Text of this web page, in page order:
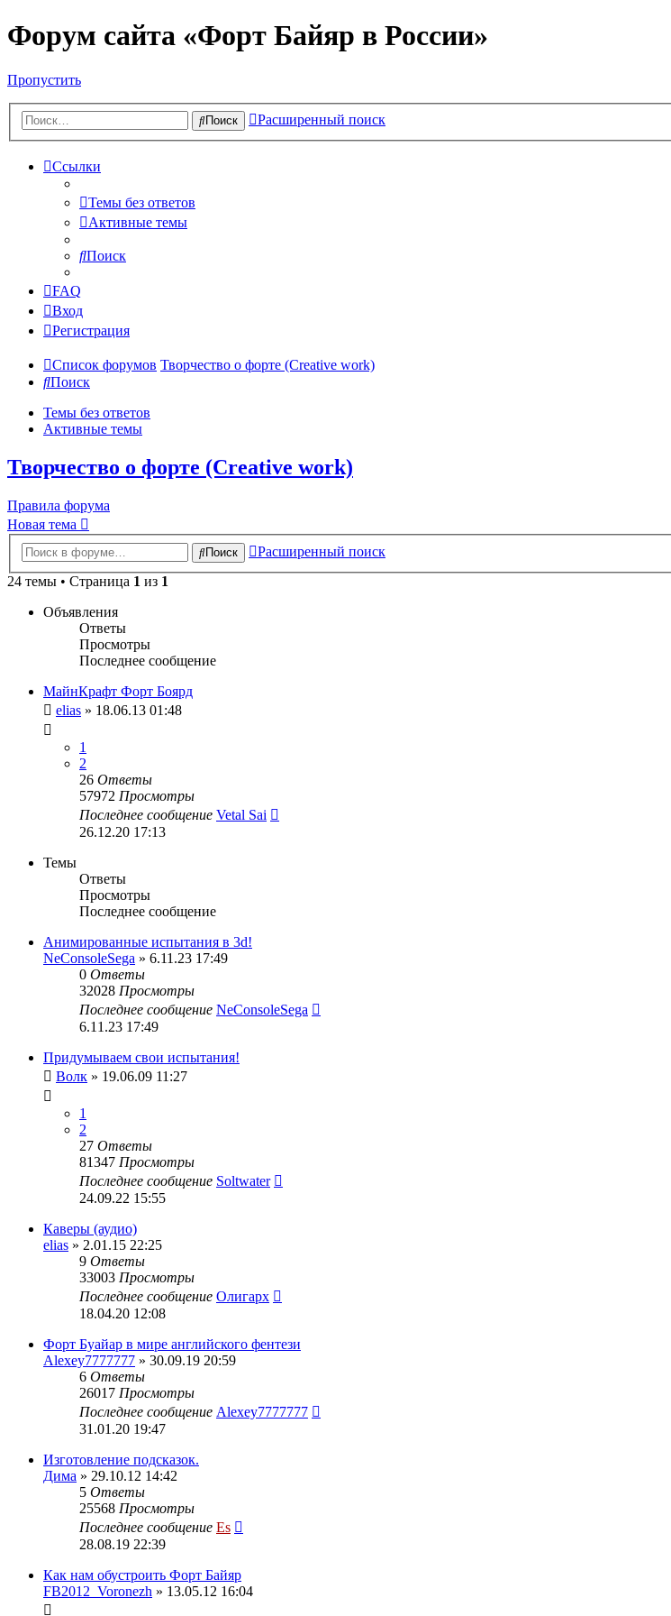
Форум сайта «Форт Байяр в России»
Пропустить
Поиск Расширенный поиск
Ссылки
Темы без ответов
Активные темы
Поиск
FAQ
Вход
Регистрация
Список форумов Творчество о форте (Creative work)
Поиск
Темы без ответов
Активные темы
Творчество о форте (Creative work)
Правила форума
Новая тема
Поиск
Расширенный поиск
24 темы • Страница 1 из 1
Объявления
Ответы
Просмотры
Последнее сообщение
МайнКрафт Форт Боярд
elias » 18.06.13 01:48
1
2
26 Ответы
57972 Просмотры
Последнее сообщение Vetal Sai
26.12.20 17:13
Темы
Ответы
Просмотры
Последнее сообщение
Анимированные испытания в 3d!
NeConsoleSega » 6.11.23 17:49
0 Ответы
32028 Просмотры
Последнее сообщение NeConsoleSega
6.11.23 17:49
Придумываем свои испытания!
Волк » 19.06.09 11:27
1
2
27 Ответы
81347 Просмотры
Последнее сообщение Soltwater
24.09.22 15:55
Каверы (аудио)
elias » 2.01.15 22:25
9 Ответы
33003 Просмотры
Последнее сообщение Олигарх
18.04.20 12:08
Форт Буайар в мире английского фентези
Alexey7777777 » 30.09.19 20:59
6 Ответы
26017 Просмотры
Последнее сообщение Alexey7777777
31.01.20 19:47
Изготовление подсказок.
Дима » 29.10.12 14:42
5 Ответы
25568 Просмотры
Последнее сообщение Es
28.08.19 22:39
Как нам обустроить Форт Байяр
FB2012_Voronezh » 13.05.12 16:04